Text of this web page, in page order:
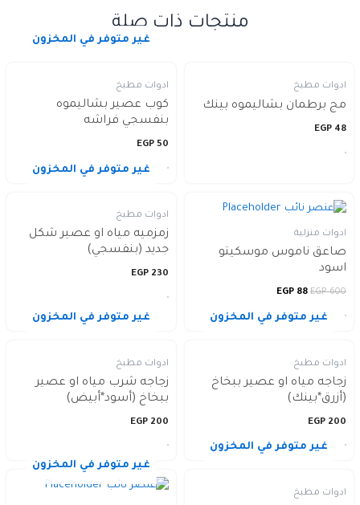
منتجات ذات صلة
ادوات مطبخ
مج برطمان بشاليموه بينك
48
EGP
غير متوفر في المخزون
ادوات مطبخ
كوب عصير بشاليموه
بنفسجي فراشه
50
EGP
ادوات منزلية
صاعق ناموس موسكيتو
اسود
600
EGP
88
EGP
غير متوفر في المخزون
ادوات مطبخ
زمزميه مياه او عصير شكل
جديد (بنفسجي)
230
EGP
غير متوفر في المخزون
ادوات مطبخ
زجاجه مياه او عصير ببخاخ
(أزرق*بينك)
200
EGP
غير متوفر في المخزون
ادوات مطبخ
زجاجه شرب مياه او عصير
ببخاخ (أسود*أبيض)
200
EGP
غير متوفر في المخزون
ادوات مطبخ
غير متوفر في المخزون